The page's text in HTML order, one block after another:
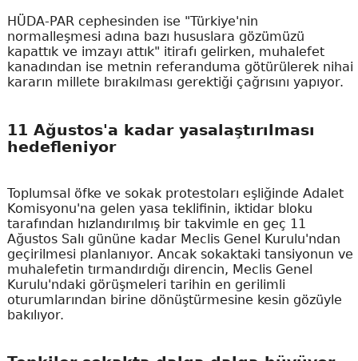
HÜDA-PAR cephesinden ise "Türkiye'nin
normalleşmesi adına bazı hususlara gözümüzü
kapattık ve imzayı attık" itirafı gelirken, muhalefet
kanadından ise metnin referanduma götürülerek nihai
kararın millete bırakılması gerektiği çağrısını yapıyor.
11 Ağustos'a kadar yasalaştırılması
hedefleniyor
Toplumsal öfke ve sokak protestoları eşliğinde Adalet
Komisyonu'na gelen yasa teklifinin, iktidar bloku
tarafından hızlandırılmış bir takvimle en geç 11
Ağustos Salı gününe kadar Meclis Genel Kurulu'ndan
geçirilmesi planlanıyor. Ancak sokaktaki tansiyonun ve
muhalefetin tırmandırdığı direncin, Meclis Genel
Kurulu'ndaki görüşmeleri tarihin en gerilimli
oturumlarından birine dönüştürmesine kesin gözüyle
bakılıyor.